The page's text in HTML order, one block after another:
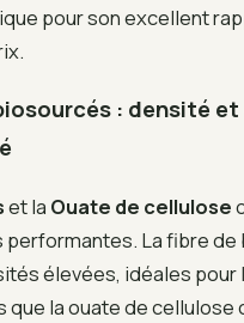
pour son excellent
: densité
et la Ouate de cellulose
La fibre de
élevées, idéales pour
que la ouate de cellulose